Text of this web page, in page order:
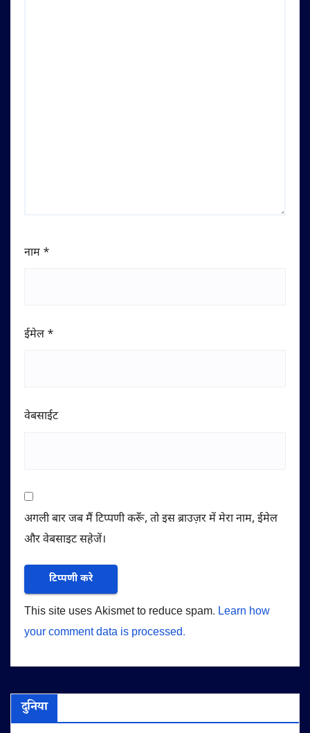
नाम *
ईमेल *
वेबसाईट
अगली बार जब मैं टिप्पणी करूँ, तो इस ब्राउज़र में मेरा नाम, ईमेल
और वेबसाइट सहेजें।
This site uses Akismet to reduce spam. Learn how
your comment data is processed.
दुनिया